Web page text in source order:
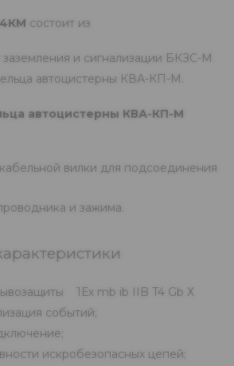
состоит из
заземления и сигнализации БКЗС-М
автоцистерны КВА-КП-М.
автоцистерны КВА-КП-М
вилки для подсоединения
и зажима.
1Ех mb ib IIB T4 Gb Х
событий;
искробезопасных цепей;